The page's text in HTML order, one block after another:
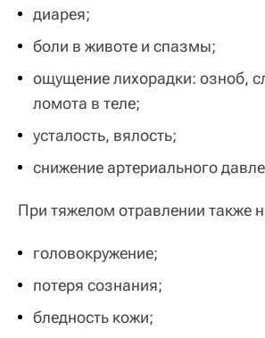
диарея;
боли в животе и спазмы;
ощущение лихорадки: озноб,
ломота в теле;
усталость, вялость;
снижение артериального
При тяжелом отравлении также
головокружение;
потеря сознания;
бледность кожи;